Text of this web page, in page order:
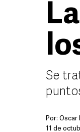
Se
Por: Óscar
11 de